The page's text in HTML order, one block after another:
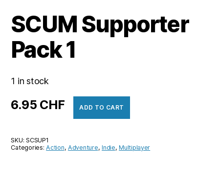
SCUM Supporter
Pack 1
1 in stock
6.95 CHF ADD TO CART
SKU:SCSUP1
Categories:Action,Adventure,Indie,Multiplayer